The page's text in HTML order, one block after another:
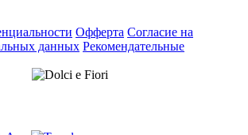
Офферта Согласие на
данных Рекомендательные